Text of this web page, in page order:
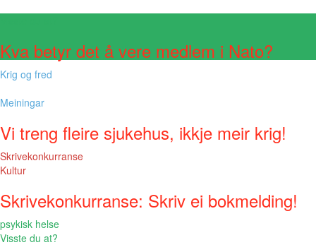
Kva betyr det å vere medlem i Nato?
Krig og fred
Meiningar
Vi treng fleire sjukehus, ikkje meir krig!
Skrivekonkurranse
Kultur
Skrivekonkurranse: Skriv ei bokmelding!
psykisk helse
Visste du at?